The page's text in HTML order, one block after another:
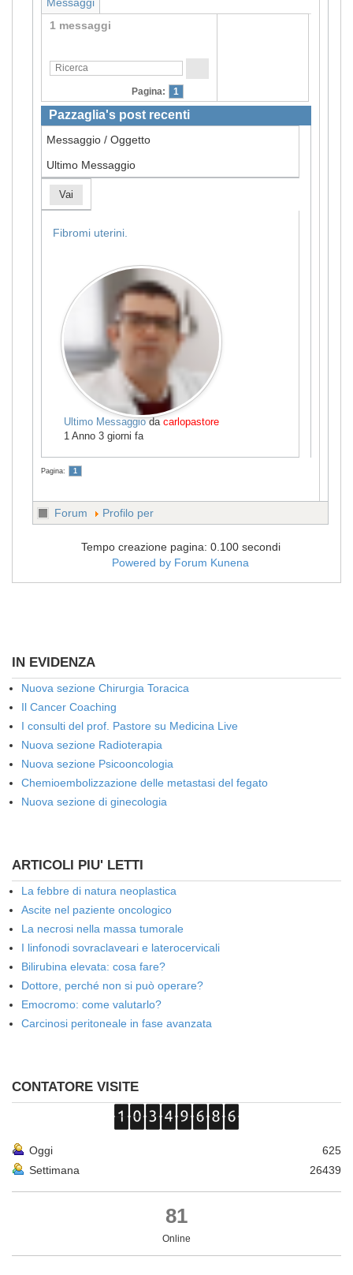
1 messaggi
Pagina: 1
Pazzaglia's post recenti
Messaggio / Oggetto
Ultimo Messaggio
Vai
Fibromi uterini.
Ultimo Messaggioda carlopastore
1 Anno 3 giorni fa
Pagina: 1
Forum Profilo per
Tempo creazione pagina: 0.100 secondi
Powered by Forum Kunena
IN EVIDENZA
Nuova sezione Chirurgia Toracica
Il Cancer Coaching
I consulti del prof. Pastore su Medicina Live
Nuova sezione Radioterapia
Nuova sezione Psicooncologia
Chemioembolizzazione delle metastasi del fegato
Nuova sezione di ginecologia
ARTICOLI PIU' LETTI
La febbre di natura neoplastica
Ascite nel paziente oncologico
La necrosi nella massa tumorale
I linfonodi sovraclaveari e laterocervicali
Bilirubina elevata: cosa fare?
Dottore, perché non si può operare?
Emocromo: come valutarlo?
Carcinosi peritoneale in fase avanzata
CONTATORE VISITE
Oggi
625
Settimana
26439
81
Online